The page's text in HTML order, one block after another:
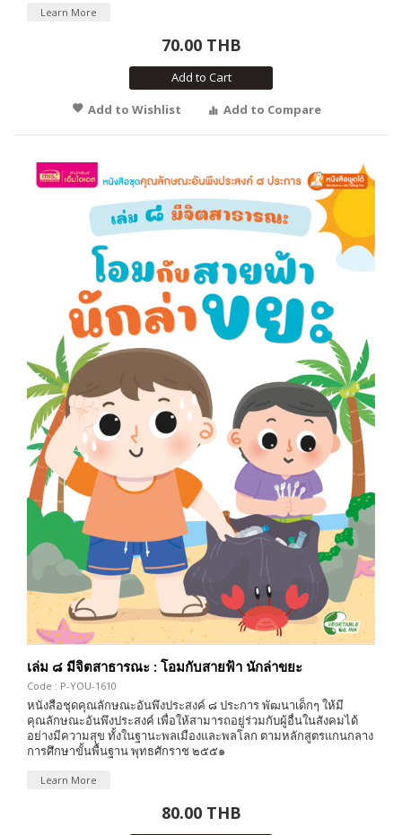
Learn More
70.00 THB
Add to Cart
Add to Wishlist
Add to Compare
เล่ม ๘ มีจิตสาธารณะ : โอมกับสายฟ้า นักล่าขยะ
Code : P-YOU-1610
หนังสือชุดคุณลักษณะอันพึงประสงค์ ๘ ประการ พัฒนาเด็กๆ ให้มี
คุณลักษณะอันพึงประสงค์ เพื่อให้สามารถอยู่ร่วมกับผู้อื่นในสังคมได้
อย่างมีความสุข ทั้งในฐานะพลเมืองและพลโลก ตามหลักสูตรแกนกลาง
การศึกษาขั้นพื้นฐาน พุทธศักราช ๒๕๕๑
Learn More
80.00 THB